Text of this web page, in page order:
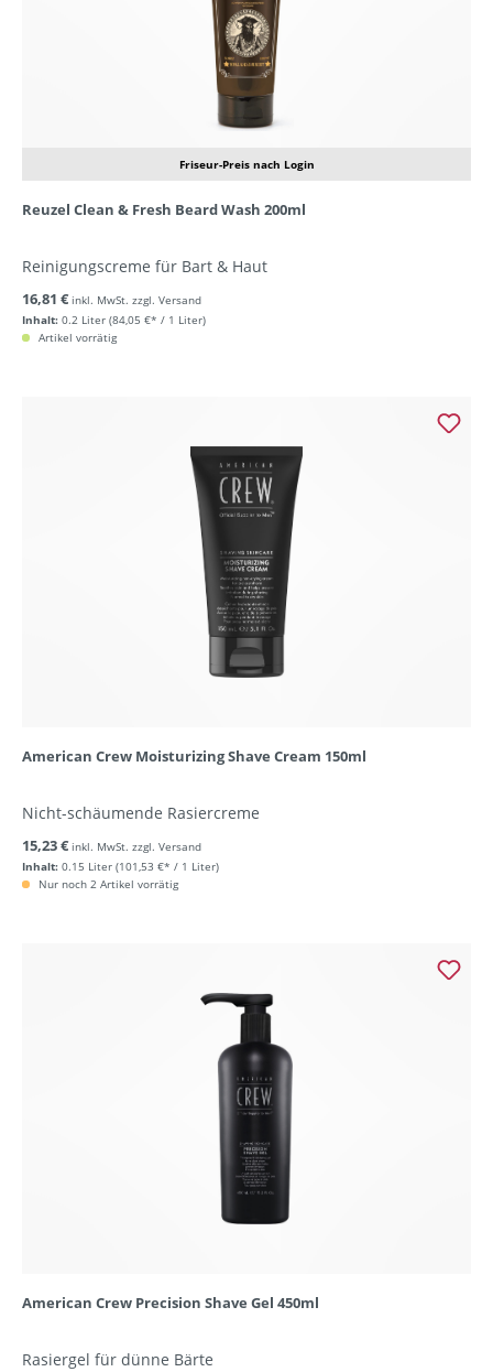
Friseur-Preis nach Login
Reuzel Clean & Fresh Beard Wash 200ml
Reinigungscreme für Bart & Haut
Inhalt: 0.2 Liter (84,05 €* / 1 Liter)
16,81 € inkl. MwSt. zzgl. Versand
Artikel vorrätig
American Crew Moisturizing Shave Cream 150ml
Nicht-schäumende Rasiercreme
Inhalt: 0.15 Liter (101,53 €* / 1 Liter)
15,23 € inkl. MwSt. zzgl. Versand
Nur noch 2 Artikel vorrätig
American Crew Precision Shave Gel 450ml
Rasiergel für dünne Bärte